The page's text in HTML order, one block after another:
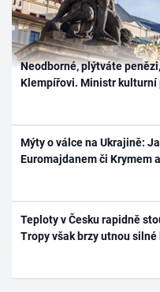
Neodborné, plýtváte
Klempířovi. Ministr
Mýty o válce na Ukrajině:
Euromajdanem či Krymem
Teploty v Česku rapidně
Tropy však brzy utnou silné